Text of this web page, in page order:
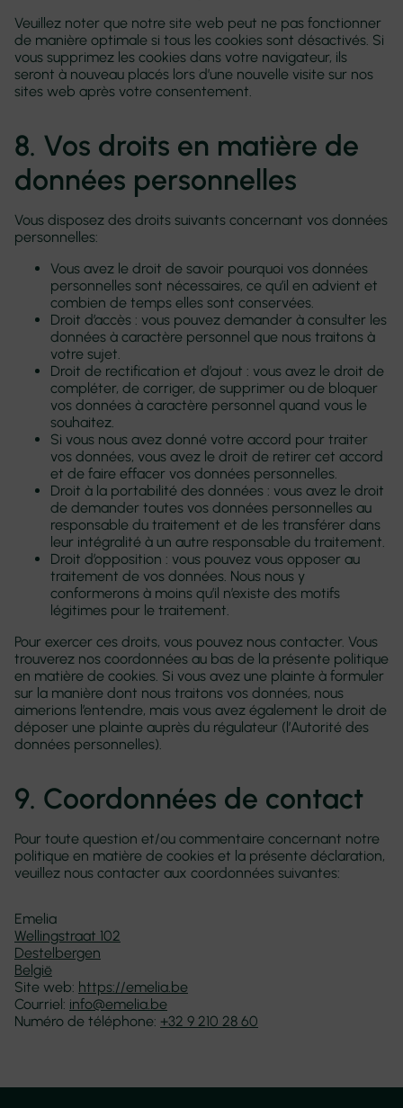
Veuillez noter que notre site web peut ne pas fonctionner
de manière optimale si tous les cookies sont désactivés. Si
vous supprimez les cookies dans votre navigateur, ils
seront à nouveau placés lors d’une nouvelle visite sur nos
sites web après votre consentement.
8. Vos droits en matière de
données personnelles
Vous disposez des droits suivants concernant vos données
personnelles:
Vous avez le droit de savoir pourquoi vos données
personnelles sont nécessaires, ce qu’il en advient et
combien de temps elles sont conservées.
Droit d’accès : vous pouvez demander à consulter les
données à caractère personnel que nous traitons à
votre sujet.
Droit de rectification et d’ajout : vous avez le droit de
compléter, de corriger, de supprimer ou de bloquer
vos données à caractère personnel quand vous le
souhaitez.
Si vous nous avez donné votre accord pour traiter
vos données, vous avez le droit de retirer cet accord
et de faire effacer vos données personnelles.
Droit à la portabilité des données : vous avez le droit
de demander toutes vos données personnelles au
responsable du traitement et de les transférer dans
leur intégralité à un autre responsable du traitement.
Droit d’opposition : vous pouvez vous opposer au
traitement de vos données. Nous nous y
conformerons à moins qu’il n’existe des motifs
légitimes pour le traitement.
Pour exercer ces droits, vous pouvez nous contacter. Vous
trouverez nos coordonnées au bas de la présente politique
en matière de cookies. Si vous avez une plainte à formuler
sur la manière dont nous traitons vos données, nous
aimerions l’entendre, mais vous avez également le droit de
déposer une plainte auprès du régulateur (l’Autorité des
données personnelles).
9. Coordonnées de contact
Pour toute question et/ou commentaire concernant notre
politique en matière de cookies et la présente déclaration,
veuillez nous contacter aux coordonnées suivantes:
Emelia
Wellingstraat 102
Destelbergen
België
Site web: https://emelia.be
Courriel: info@emelia.be
Numéro de téléphone: +32 9 210 28 60